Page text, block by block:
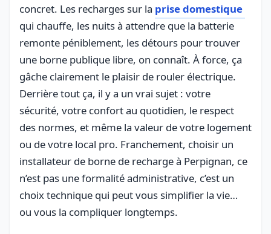
concret. Les recharges sur la prise domestique
qui chauffe, les nuits à attendre que la batterie
remonte péniblement, les détours pour trouver
une borne publique libre, on connaît. À force, ça
gâche clairement le plaisir de rouler électrique.
Derrière tout ça, il y a un vrai sujet : votre
sécurité, votre confort au quotidien, le respect
des normes, et même la valeur de votre logement
ou de votre local pro. Franchement, choisir un
installateur de borne de recharge à Perpignan, ce
n’est pas une formalité administrative, c’est un
choix technique qui peut vous simplifier la vie…
ou vous la compliquer longtemps.